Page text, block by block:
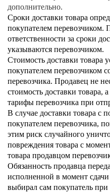
дополнительно.
Сроки доставки товара
покупателем перевозчиком.
ответственности за сроки
указываются перевозчиком.
Стоимость доставки товара
покупателем перевозчиком
перевозчика. Продавец не
стоимость доставки товара,
тарифы перевозчика при
В случае доставки товара с
покупателем перевозчика,
этим риск случайного
повреждения товара с
товара продавцом
Обязанность продавца
исполненной в момент сдачи
выбирал сам покупатель при